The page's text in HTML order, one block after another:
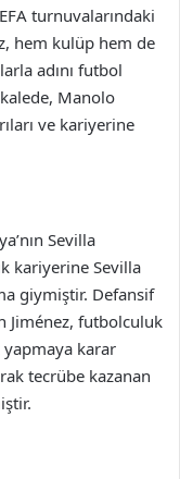
turnuvalarındaki
hem kulüp hem de
adını futbol
Manolo
ve kariyerine
Sevilla
kariyerine Sevilla
giymiştir. Defansif
Jiménez, futbolculuk
karar
tecrübe kazanan